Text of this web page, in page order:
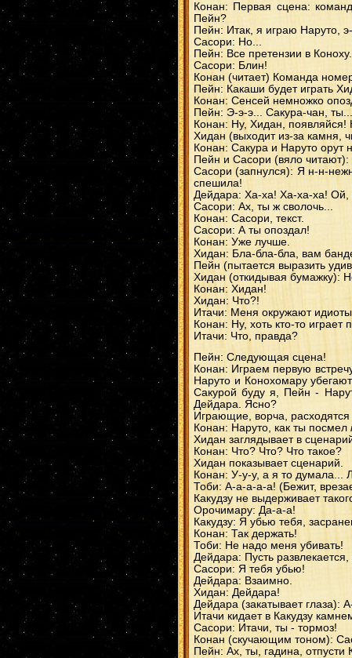
Конан: Первая сцена:
Пейн?
Пейн: Итак, я играю Наруто,
Сасори: Но...
Пейн: Все претензии в Коноху.
Сасори: Блин!
Конан (читает) Команда
Пейн: Какаши будет играть
Конан: Сенсей немножко
Пейн: Э-э-э... Сакура-чан,
Конан: Ну, Хидан, появляйся!
Хидан (выходит из-за камня,
Конан: Сакура и Наруто орут
Пейн и Сасори (вяло читают):
Сасори (запнулся): Я н-н-
спешила!
Дейдара: Ха-ха! Ха-ха-ха!
Сасори: Ах, ты ж сволочь...
Конан: Сасори, текст.
Сасори: А ты опоздал!
Конан: Уже лучше.
Хидан: Бла-бла-бла, вам
Пейн (пытается выразить
Хидан (откидывая бумажку):
Конан: Хидан!
Хидан: Что?!
Итачи: Меня окружают
Конан: Ну, хоть кто-то играет
Итачи: Что, правда?
Пейн: Следующая сцена!
Конан: Играем первую
Наруто и Конохомару
Сакурой буду я, Пейн -
Дейдара. Ясно?
Играющие, ворча,
Конан: Наруто, как ты посмел
Хидан заглядывает в
Конан: Что? Что? Что такое?
Хидан показывает сценарий.
Конан: У-у-у, а я то думала...
Тоби: А-а-а-а-а! (Бежит,
Какудзу не выдерживает
Орочимару: Да-а-а!
Какудзу: Я убью тебя,
Конан: Так держать!
Тоби: Не надо меня убивать!
Дейдара: Пусть
Сасори: Я тебя убью!
Дейдара: Взаимно.
Хидан: Дейдара!
Дейдара (закатывает глаза):
Итачи кидает в Какудзу
Сасори: Итачи, ты - тормоз!
Конан (скучающим тоном):
Пейн: Ах, ты, гадина, отпусти